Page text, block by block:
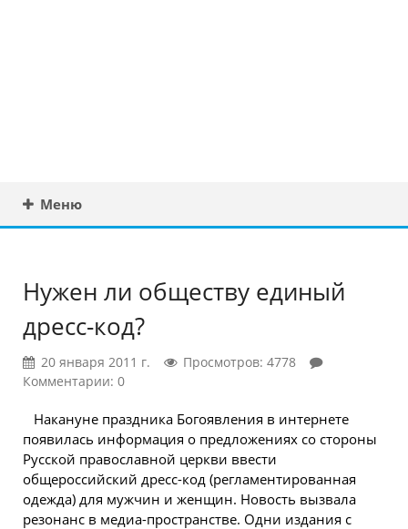
Меню
Нужен ли обществу единый
дресс-код?
20 января 2011 г.
Просмотров: 4778
Комментарии: 0
Накануне праздника Богоявления в интернете
появилась информация о предложениях со стороны
Русской православной церкви ввести
общероссийский дресс-код (регламентированная
одежда) для мужчин и женщин. Новость вызвала
резонанс в медиа-пространстве. Одни издания с